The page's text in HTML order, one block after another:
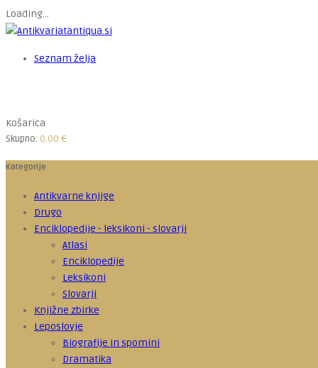
Loading...
Seznam želja
Košarica
Skupno: 0.00 €
Kategorije
Antikvarne knjige
Drugo
Enciklopedije - leksikoni - slovarji
Atlasi
Enciklopedije
Leksikoni
Slovarji
Knjižne zbirke
Leposlovje
Biografije in spomini
Dramatika